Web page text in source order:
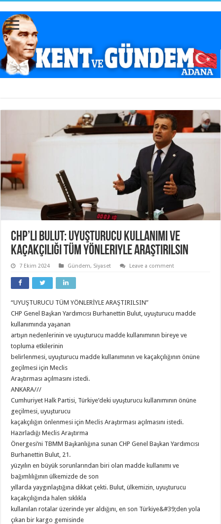
CHP’li Bulut: Uyuşturucu Kullanımı ve
Kaçakçılığı Tüm Yönleriyle Araştırılsın
7 Ekim 2024 Gündem, Siyaset Leave a comment
“UYUŞTURUCU TÜM YÖNLERİYLE ARAŞTIRILSIN”
CHP Genel Başkan Yardımcısı Burhanettin Bulut, uyuşturucu madde
kullanımında yaşanan
artışın nedenlerinin ve uyuşturucu madde kullanımının bireye ve
topluma etkilerinin
belirlenmesi, uyuşturucu madde kullanımının ve kaçakçılığının önüne
geçilmesi için Meclis
Araştırması açılmasını istedi.
ANKARA///
Cumhuriyet Halk Partisi, Türkiye’deki uyuşturucu kullanımının önüne
geçilmesi, uyuşturucu
kaçakçılığın önlenmesi için Meclis Araştırması açılmasını istedi.
Hazırladığı Meclis Araştırma
Önergesi’ni TBMM Başkanlığına sunan CHP Genel Başkan Yardımcısı
Burhanettin Bulut, 21.
yüzyılın en büyük sorunlarından biri olan madde kullanımı ve
bağımlılığının ülkemizde de son
yıllarda yaygınlaştığına dikkat çekti. Bulut, ülkemizin, uyuşturucu
kaçakçılığında halen sıklıkla
kullanılan rotalar üzerinde yer aldığını, en son Türkiye&#39;den yola
çıkan bir kargo gemisinde